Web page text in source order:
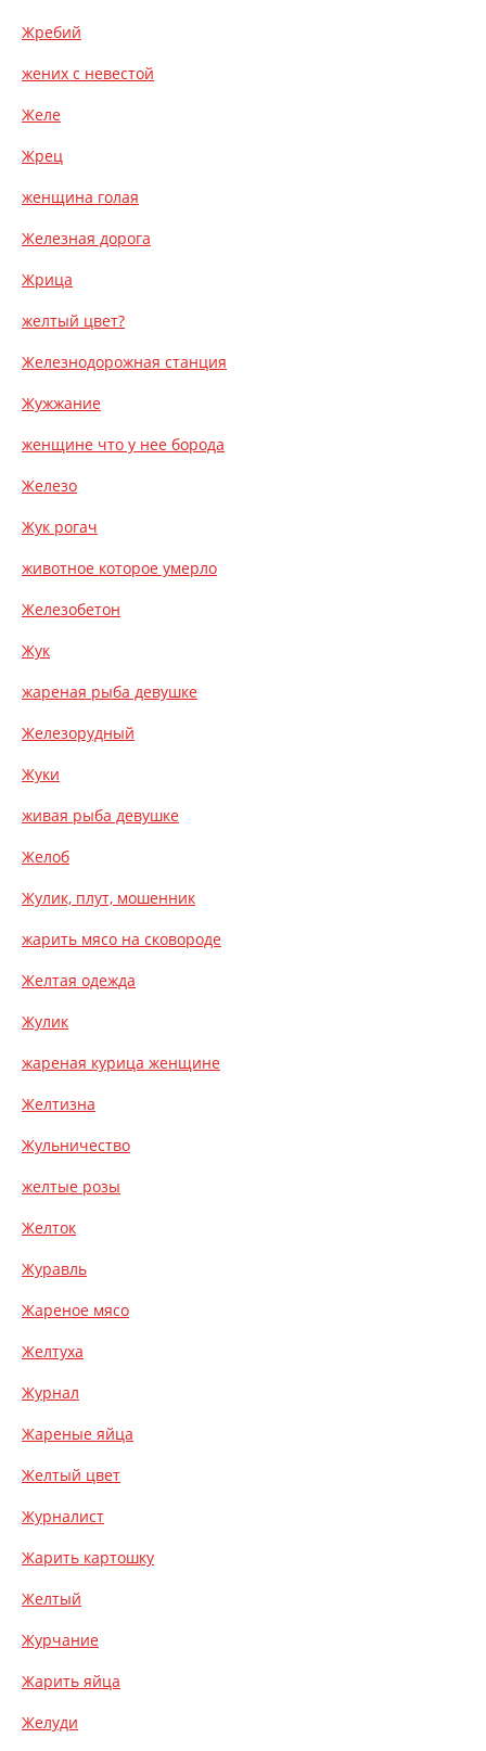
Жребий
жених с невестой
Желе
Жрец
женщина голая
Железная дорога
Жрица
желтый цвет?
Железнодорожная станция
Жужжание
женщине что у нее борода
Железо
Жук рогач
животное которое умерло
Железобетон
Жук
жареная рыба девушке
Железорудный
Жуки
живая рыба девушке
Желоб
Жулик, плут, мошенник
жарить мясо на сковороде
Желтая одежда
Жулик
жареная курица женщине
Желтизна
Жульничество
желтые розы
Желток
Журавль
Жареное мясо
Желтуха
Журнал
Жареные яйца
Желтый цвет
Журналист
Жарить картошку
Желтый
Журчание
Жарить яйца
Желуди